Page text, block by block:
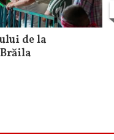
de la